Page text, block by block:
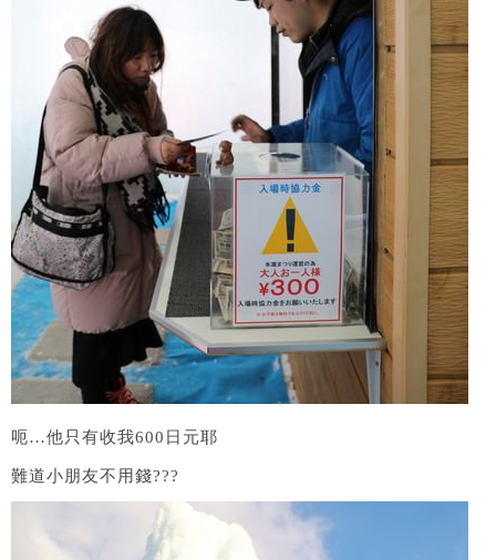
呃…他只有收我600日元耶
難道小朋友不用錢???